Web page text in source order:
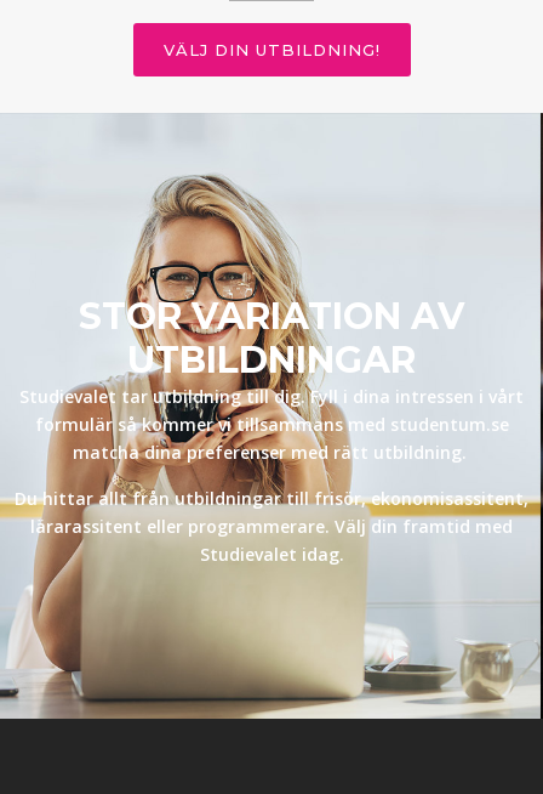
VÄLJ DIN UTBILDNING!
STOR VARIATION AV
UTBILDNINGAR
Studievalet tar utbildning till dig. Fyll i dina intressen i vårt
formulär så kommer vi tillsammans med studentum.se
matcha dina preferenser med rätt utbildning.
Du hittar allt från utbildningar till frisör, ekonomisassitent,
lärarassitent eller programmerare. Välj din framtid med
Studievalet idag.